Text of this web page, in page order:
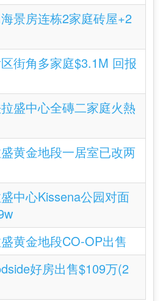
景房连栋2家庭砖屋+2
街角多家庭$3.1M 回报
盛中心全磚二家庭火熱
黄金地段一居室已改两
中心Kissena公园对面
黄金地段CO-OP出售
好房出售$109万(2